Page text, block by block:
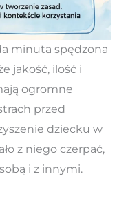
minuta spędzona
jakość, ilość i
ogromne
przed
dziecku w
z niego czerpać,
i z innymi.